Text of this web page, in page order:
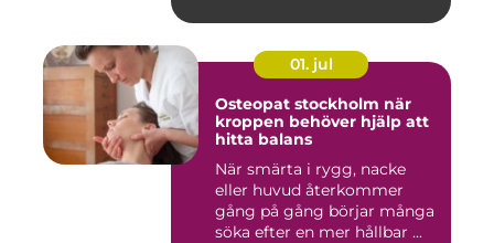
01. jul
Osteopat stockholm när
kroppen behöver hjälp att
hitta balans
När smärta i rygg, nacke
eller huvud återkommer
gång på gång börjar många
söka efter en mer hållbar ...